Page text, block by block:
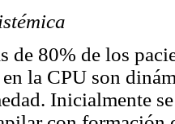
de 80% de los
la CPU son
Inicialmente